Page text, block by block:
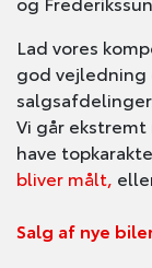
Lad vores
god vejledning
salgsafdelinger.
Vi går
have
bliver målt,
Salg af nye